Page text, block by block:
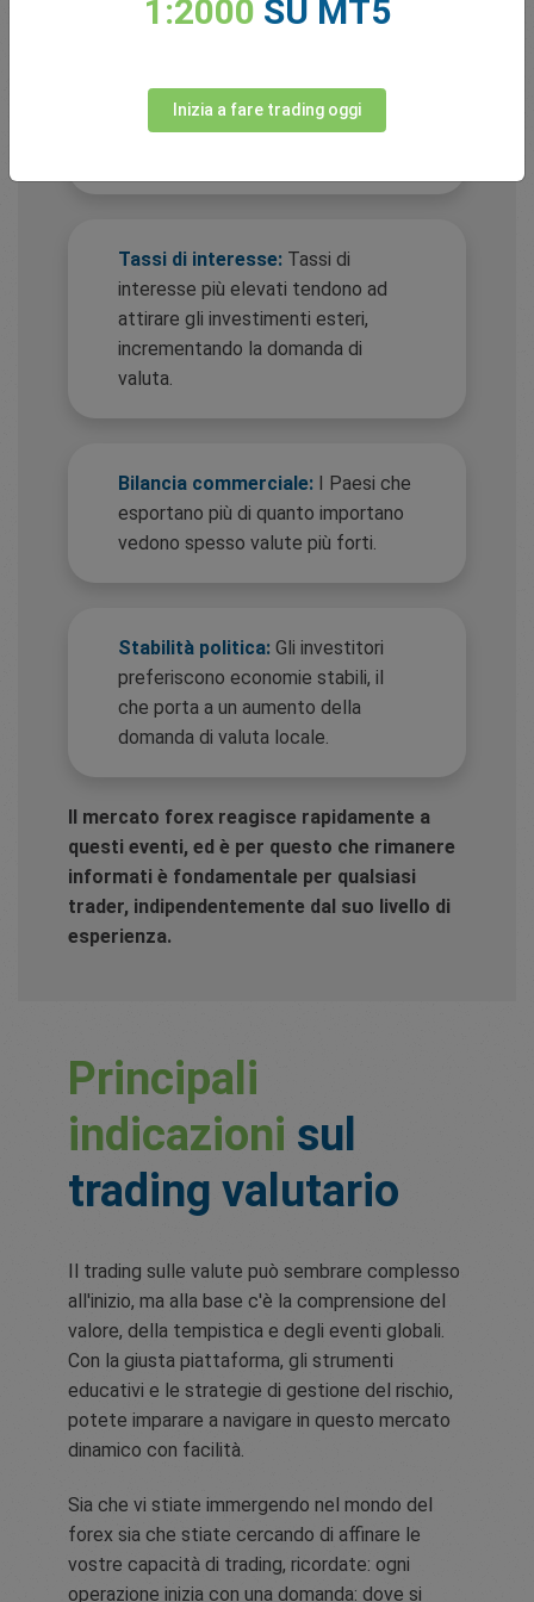
più bassa porta a una valuta più
forte, poiché il potere d'acquisto
Tassi di interesse: Tassi di
interesse più elevati tendono ad
attirare gli investimenti esteri,
incrementando la domanda di
valuta.
Bilancia commerciale: I Paesi che
esportano più di quanto importano
vedono spesso valute più forti.
Stabilità politica: Gli investitori
preferiscono economie stabili, il
che porta a un aumento della
domanda di valuta locale.
Il mercato forex reagisce rapidamente a
questi eventi, ed è per questo che rimanere
informati è fondamentale per qualsiasi
trader, indipendentemente dal suo livello di
esperienza.
Principali
indicazioni sul
trading valutario
Il trading sulle valute può sembrare complesso
all'inizio, ma alla base c'è la comprensione del
valore, della tempistica e degli eventi globali.
Con la giusta piattaforma, gli strumenti
educativi e le strategie di gestione del rischio,
potete imparare a navigare in questo mercato
dinamico con facilità.
Sia che vi stiate immergendo nel mondo del
forex sia che stiate cercando di affinare le
vostre capacità di trading, ricordate: ogni
operazione inizia con una domanda: dove si
1:2000 SU MT5
Inizia a fare trading oggi